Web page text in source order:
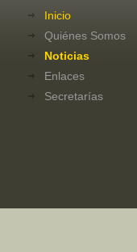
Inicio
Quiénes Somos
Noticias
Enlaces
Secretarías